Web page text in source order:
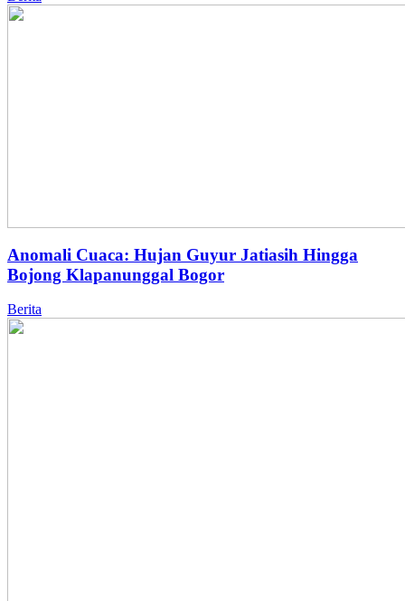
Anomali Cuaca: Hujan Guyur Jatiasih Hingga
Bojong Klapanunggal Bogor
Berita